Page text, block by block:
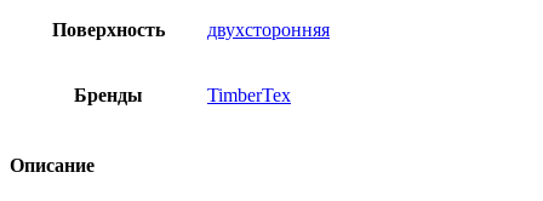
Поверхность двухсторонняя
Бренды TimberTex
Описание